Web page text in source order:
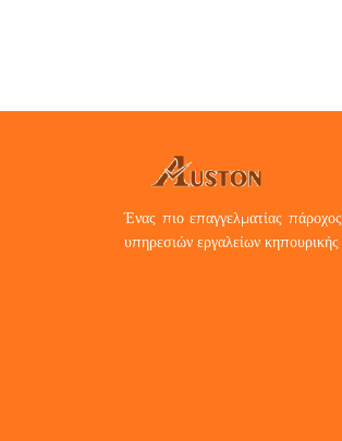
Ένας πιο επαγγελματίας πάροχος
υπηρεσιών εργαλείων κηπουρικής